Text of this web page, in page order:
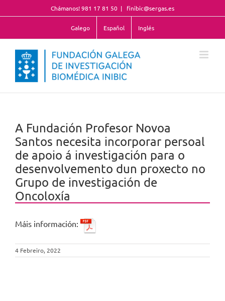
to
Chámanos! 981 17 81 50 | finibic@sergas.es
Galego Español Inglés
A Fundación Profesor Novoa
Santos necesita incorporar persoal
de apoio á investigación para o
desenvolvemento dun proxecto no
Grupo de investigación de
Oncoloxía
Máis información:
4 Febreiro, 2022